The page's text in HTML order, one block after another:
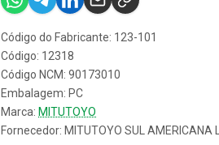
Código do Fabricante: 123-101
Código: 12318
Código NCM: 90173010
Embalagem: PC
Marca: MITUTOYO
Fornecedor: MITUTOYO SUL AMERICANA